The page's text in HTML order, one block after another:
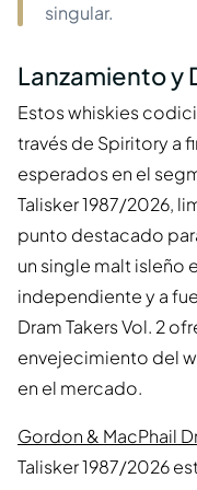
singular.
Lanzamiento y
Estos whiskies
través de Spiritory a
esperados en el
Talisker 1987/2026,
punto destacado
un single malt isleño
independiente y a
Dram Takers Vol. 2
envejecimiento del
en el mercado.
Gordon & MacPhail
Talisker 1987/2026